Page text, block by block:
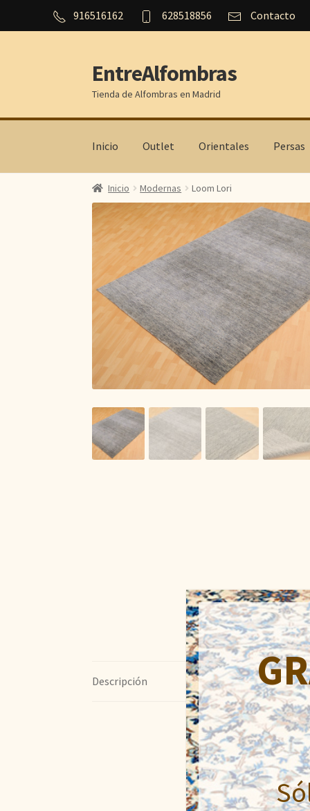
916516162 628518856 Contacto
Ir
a
la
navegación
Ir
al
contenido
EntreAlfombras
Tienda de Alfombras en Madrid
Inicio Outlet Orientales Persas
Inicio Modernas Loom Lori
Descripción